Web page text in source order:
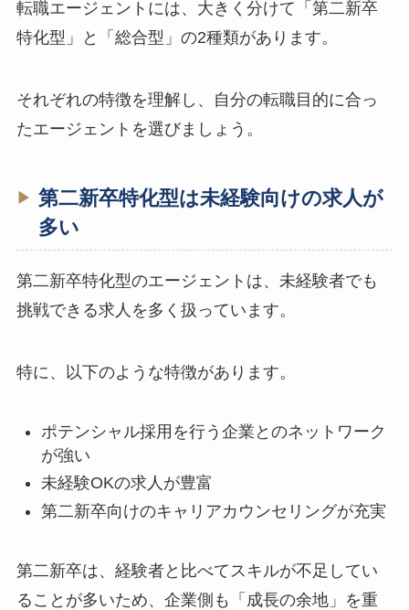
転職エージェントには、大きく分けて「第二新卒
特化型」と「総合型」の2種類があります。
それぞれの特徴を理解し、自分の転職目的に合っ
たエージェントを選びましょう。
第二新卒特化型は未経験向けの求人が
多い
第二新卒特化型のエージェントは、未経験者でも
挑戦できる求人を多く扱っています。
特に、以下のような特徴があります。
ポテンシャル採用を行う企業とのネットワーク
が強い
未経験OKの求人が豊富
第二新卒向けのキャリアカウンセリングが充実
第二新卒は、経験者と比べてスキルが不足してい
ることが多いため、企業側も「成長の余地」を重